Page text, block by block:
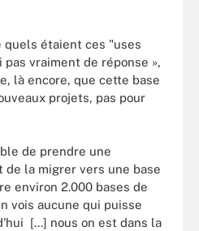
quels étaient ces "uses
pas vraiment de réponse »,
là encore, que cette base
projets, pas pour
de prendre une
la migrer vers une base
environ 2.000 bases de
vois aucune qui puisse
[...] nous on est dans la